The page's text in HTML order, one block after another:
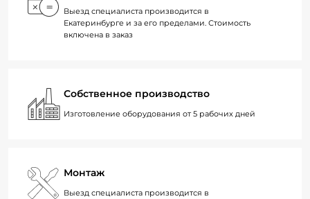
Выезд специалиста производится в
Екатеринбурге и за его пределами. Стоимость
включена в заказ
Собственное производство
Изготовление оборудования от 5 рабочих дней
Монтаж
Выезд специалиста производится в